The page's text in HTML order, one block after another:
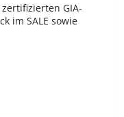
GIA-
im SALE sowie